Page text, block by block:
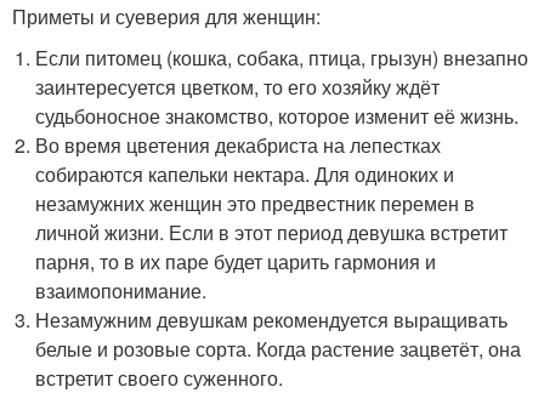
Приметы и суеверия для женщин:
Если питомец (кошка, собака, птица, грызун) внезапно
заинтересуется цветком, то его хозяйку ждёт
судьбоносное знакомство, которое изменит её жизнь.
Во время цветения декабриста на лепестках
собираются капельки нектара. Для одиноких и
незамужних женщин это предвестник перемен в
личной жизни. Если в этот период девушка встретит
парня, то в их паре будет царить гармония и
взаимопонимание.
Незамужним девушкам рекомендуется выращивать
белые и розовые сорта. Когда растение зацветёт, она
встретит своего суженного.